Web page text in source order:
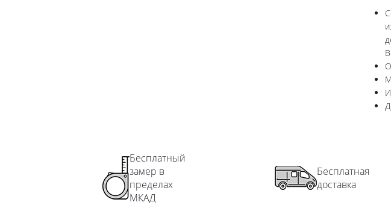
Бесплатный
замер в
пределах
МКАД
Бесплатная
доставка